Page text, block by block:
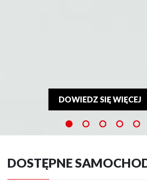
DOWIEDZ SIĘ WIĘCEJ
DOSTĘPNE